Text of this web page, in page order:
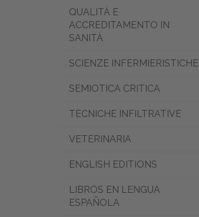
QUALITÀ E
ACCREDITAMENTO IN
SANITÀ
SCIENZE INFERMIERISTICHE
SEMIOTICA CRITICA
TECNICHE INFILTRATIVE
VETERINARIA
ENGLISH EDITIONS
LIBROS EN LENGUA
ESPAÑOLA